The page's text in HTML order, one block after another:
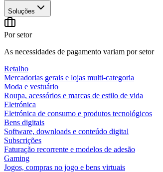
Soluções
Por setor
As necessidades de pagamento variam por setor
Retalho
Mercadorias gerais e lojas multi-categoria
Moda e vestuário
Roupa, acessórios e marcas de estilo de vida
Eletrónica
Eletrónica de consumo e produtos tecnológicos
Bens digitais
Software, downloads e conteúdo digital
Subscrições
Faturação recorrente e modelos de adesão
Gaming
Jogos, compras no jogo e bens virtuais